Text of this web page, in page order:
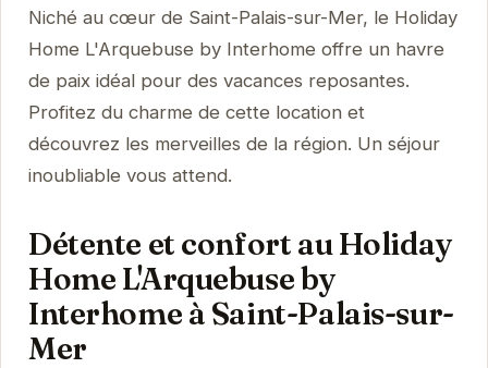
Niché au cœur de Saint-Palais-sur-Mer, le Holiday
Home L'Arquebuse by Interhome offre un havre
de paix idéal pour des vacances reposantes.
Profitez du charme de cette location et
découvrez les merveilles de la région. Un séjour
inoubliable vous attend.
Détente et confort au Holiday
Home L'Arquebuse by
Interhome à Saint-Palais-sur-
Mer